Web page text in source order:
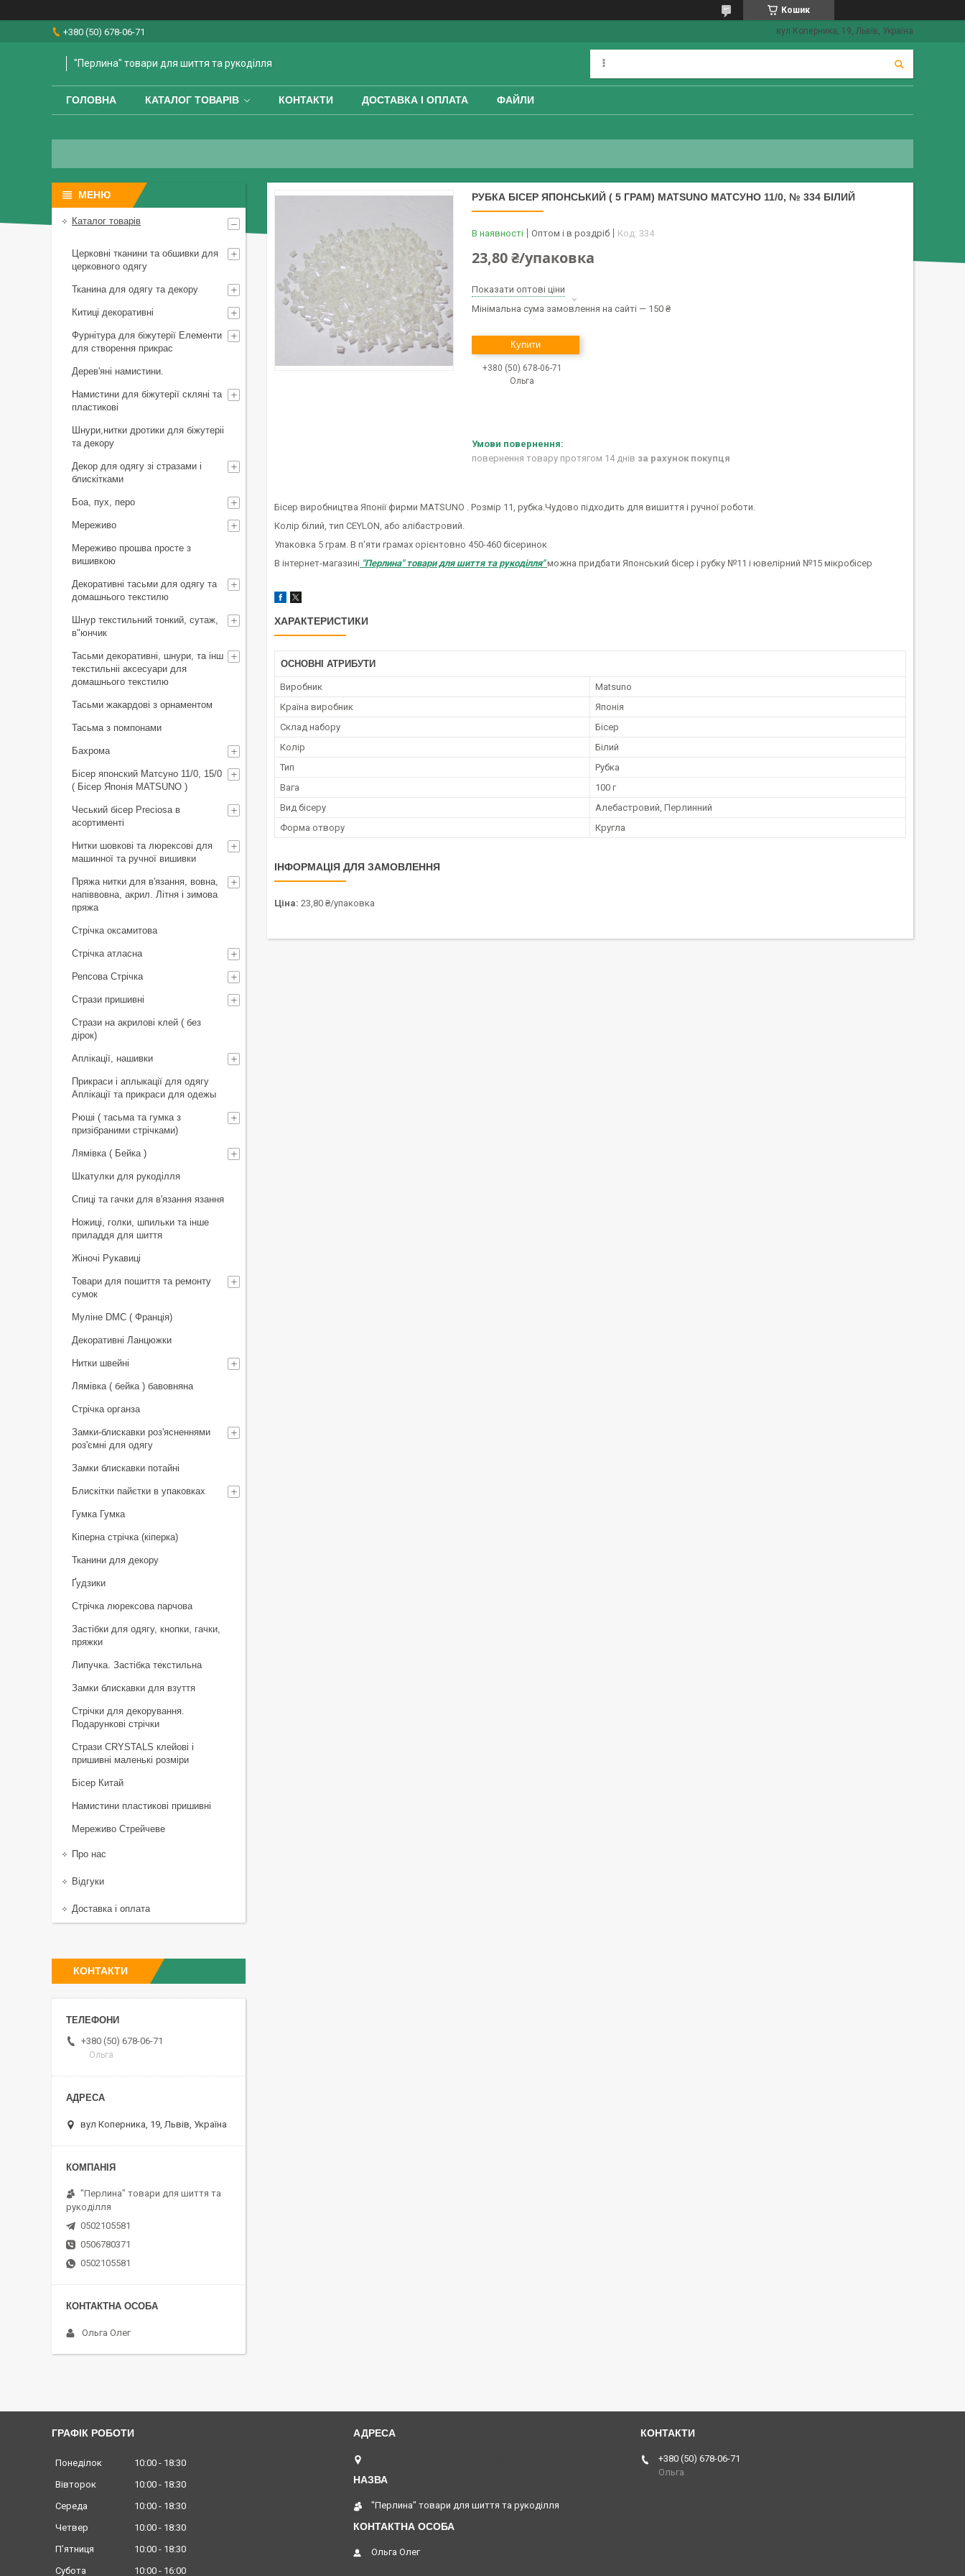
Кошик
+380 (50) 678-06-71 вул Коперника, 19, Львів, Україна
"Перлина" товари для шиття та рукоділля
ГОЛОВНА КАТАЛОГ ТОВАРІВ КОНТАКТИ ДОСТАВКА І ОПЛАТА ФАЙЛИ
РУБКА БІСЕР ЯПОНСЬКИЙ ( 5 ГРАМ) MATSUNO МАТСУНО 11/0, № 334 БІЛИЙ
В наявності Оптом і в роздріб Код: 334
23,80 ₴/упаковка
Показати оптові ціни
Мінімальна сума замовлення на сайті — 150 ₴
Купити
+380 (50) 678-06-71
Ольга
повернення товару протягом 14 днів за рахунок покупця
Бісер виробництва Японії фирми MAТSUNO . Розмір 11, рубка.Чудово підходить для вишиття і ручної роботи.
Колір білий, тип CEYLON, або алібастровий.
Упаковка 5 грам. В п'яти грамах орієнтовно 450-460 бісеринок
В інтернет-магазині "Перлина" товари для шиття та рукоділля" можна придбати Японський бісер і рубку №11 і ювелірний №15 мікробісер
ХАРАКТЕРИСТИКИ
ОСНОВНІ АТРИБУТИ
Виробник
Matsuno
Країна виробник
Японія
Склад набору
Бісер
Колір
Білий
Тип
Рубка
Вага
100 г
Вид бісеру
Алебастровий, Перлинний
Форма отвору
Кругла
ІНФОРМАЦІЯ ДЛЯ ЗАМОВЛЕННЯ
Ціна: 23,80 ₴/упаковка
Каталог товарів
Церковні тканини та обшивки для
церковного одягу
Тканина для одягу та декору
Китиці декоративні
Фурнітура для біжутерії Елементи
для створення прикрас
Дерев'яні намистини.
Намистини для біжутерії скляні та
пластикові
Шнури,нитки дротики для біжутеріі
та декору
Декор для одягу зі стразами і
блискітками
Боа, пух, перо
Мереживо
Мереживо прошва просте з
вишивкою
Декоративні тасьми для одягу та
домашнього текстилю
Шнур текстильний тонкий, сутаж,
в"юнчик
Тасьми декоративні, шнури, та інш
текстильніі аксесуари для
домашнього текстилю
Тасьми жакардові з орнаментом
Тасьма з помпонами
Бахрома
Бісер японский Матсуно 11/0, 15/0
( Бісер Японія MATSUNO )
Чеський бісер Preciosa в
асортименті
Нитки шовкові та люрексові для
машинної та ручної вишивки
Пряжа нитки для в'язання, вовна,
напіввовна, акрил. Літня і зимова
пряжа
Стрічка оксамитова
Стрічка атласна
Репсова Стрічка
Стрази пришивні
Стрази на акрилові клей ( без
дірок)
Аплікації, нашивки
Прикраси і аплыкації для одягу
Аплікації та прикраси для одежы
Рюші ( тасьма та гумка з
призібраними стрічками)
Лямівка ( Бейка )
Шкатулки для рукоділля
Спиці та гачки для в'язання язання
Ножиці, голки, шпильки та інше
приладдя для шиття
Жіночі Рукавиці
Товари для пошиття та ремонту
сумок
Муліне DMC ( Франція)
Декоративні Ланцюжки
Нитки швейні
Лямівка ( бейка ) бавовняна
Стрічка органза
Замки-блискавки роз'ясненнями
роз'ємні для одягу
Замки блискавки потайні
Блискітки пайєтки в упаковках
Гумка Гумка
Кіперна стрічка (кіперка)
Тканини для декору
Ґудзики
Стрічка люрексова парчова
Застібки для одягу, кнопки, гачки,
пряжки
Липучка. Застібка текстильна
Замки блискавки для взуття
Стрічки для декорування.
Подарункові стрічки
Стрази CRYSTALS клейові і
пришивні маленькі розміри
Бісер Китай
Намистини пластикові пришивні
Мереживо Стрейчеве
Про нас
Відгуки
Доставка і оплата
КОНТАКТИ
+380 (50) 678-06-71
Ольга
вул Коперника, 19, Львів, Україна
"Перлина" товари для шиття та
рукоділля
0502105581
0506780371
0502105581
Ольга Олег
ГРАФІК РОБОТИ
Понеділок 10:00
18:30
Вівторок
10:00
18:30
Середа
10:00
18:30
Четвер
10:00
18:30
Пʼятниця
10:00
18:30
Субота
10:00 16:00
"Перлина" товари для шиття та рукоділля
Ольга Олег
+380 (50) 678-06-71
Ольга